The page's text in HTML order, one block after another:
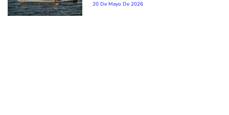
20 De Mayo De 2026